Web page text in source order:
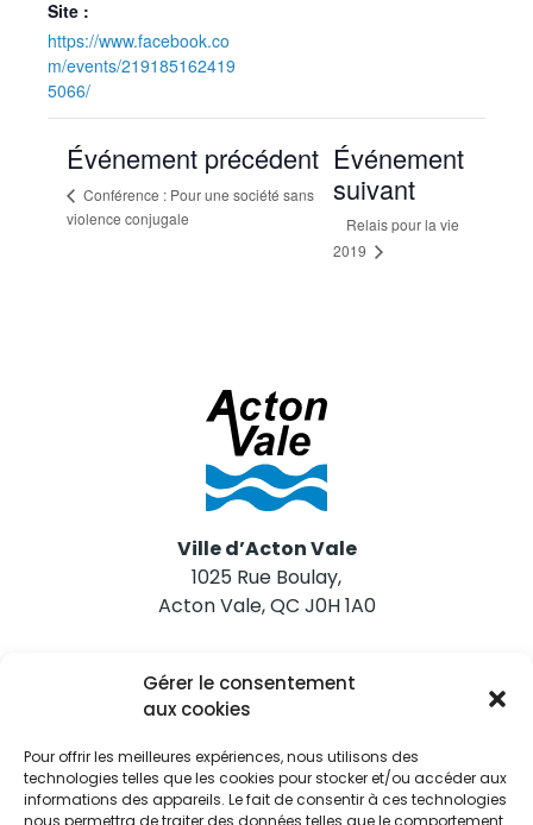
Gérer le consentement
aux cookies
Pour offrir les meilleures expériences, nous utilisons des
technologies telles que les cookies pour stocker et/ou accéder aux
informations des appareils. Le fait de consentir à ces technologies
nous permettra de traiter des données telles que le comportement
Site :
https://www.facebook.co
m/events/219185162419
5066/
Événement précédent
Conférence : Pour une société sans
violence conjugale
Événement
suivant
Relais pour la vie
2019
Ville d’Acton Vale
1025 Rue Boulay,
Acton Vale, QC J0H 1A0
Nous joindre
Tél. 450 546-2703